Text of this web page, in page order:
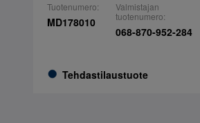
Tuotenumero:
MD178010
Tehdastilaustuote
Valmistajan
tuotenumero:
068-870-952-284